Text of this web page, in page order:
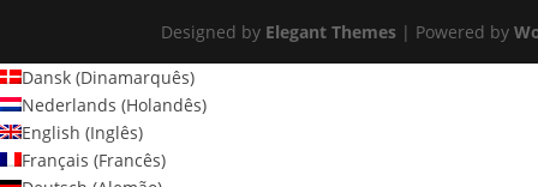
Designed by Elegant Themes | Powered by
Dansk (Dinamarquês)
Nederlands (Holandês)
English (Inglês)
Français (Francês)